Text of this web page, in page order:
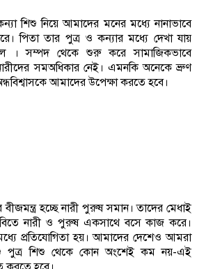
শিশু নিয়ে আমাদের মনের মধ্যে নানাভাবে
পিতা তার পুত্র ও কন্যার মধ্যে দেখা যায়
। সম্পদ থেকে শুরু করে সামাজিকভাবে
সমঅধিকার নেই। এমনকি অনেকে ভ্রুণ
আমাদের উপেক্ষা করতে হবে।
হচ্ছে নারী পুরুষ সমান। তাদের মেধাই
নারী ও পুরুষ একসাথে বসে কাজ করে।
প্রতিযোগিতা হয়। আমাদের দেশেও আমরা
পুত্র শিশু থেকে কোন অংশেই কম নয়-এই